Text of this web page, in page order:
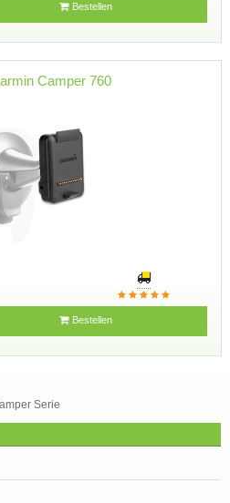
Bestellen
Camper 760
Bestellen
Serie